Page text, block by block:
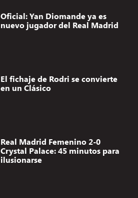
Oficial: Yan Diomande ya es
nuevo jugador del Real Madrid
El fichaje de Rodri se convierte
en un Clásico
Real Madrid Femenino 2-0
Crystal Palace: 45 minutos para
ilusionarse